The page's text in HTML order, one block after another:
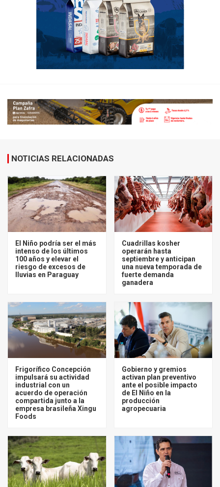
NOTICIAS RELACIONADAS
El Niño podría ser el más
intenso de los últimos
100 años y elevar el
riesgo de excesos de
lluvias en Paraguay
Cuadrillas kosher
operarán hasta
septiembre y anticipan
una nueva temporada de
fuerte demanda
ganadera
Frigorífico Concepción
impulsará su actividad
industrial con un
acuerdo de operación
compartida junto a la
empresa brasileña Xingu
Foods
Gobierno y gremios
activan plan preventivo
ante el posible impacto
de El Niño en la
producción
agropecuaria